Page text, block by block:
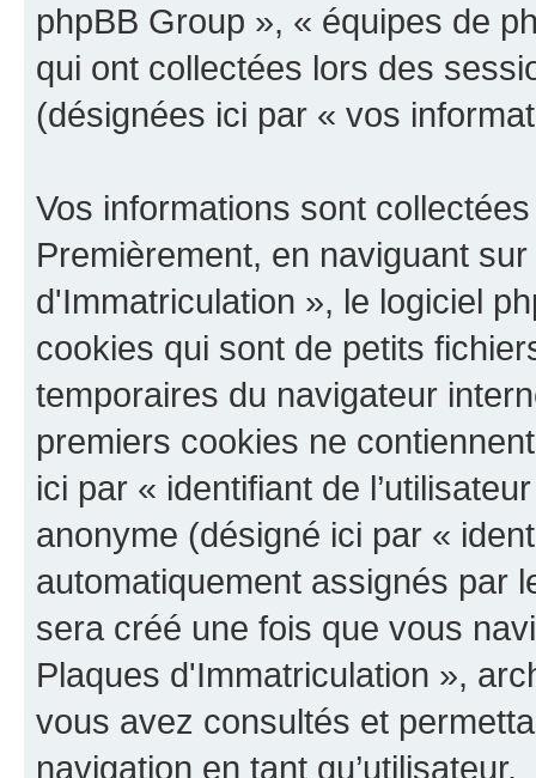
phpBB Group », « équipes de
qui ont collectées lors des
(désignées ici par « vos
Vos informations sont
Premièrement, en naviguant
d'Immatriculation », le logiciel
cookies qui sont de petits
temporaires du navigateur
premiers cookies ne
ici par « identifiant de
anonyme (désigné ici par «
automatiquement assignés par
sera créé une fois que vous
Plaques d'Immatriculation »,
vous avez consultés et
navigation en tant qu’utilisateur.